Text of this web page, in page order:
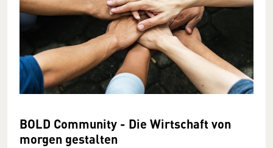
BOLD Community - Die Wirtschaft von
morgen gestalten